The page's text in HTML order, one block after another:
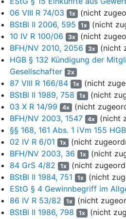
seinen jährlichen Gewinnanteil in die
einzulegen habe. A ist dazu
Übertragung des Kommanditanteils
wenn das Kind gegen diese Auflage
geschenkte Kommanditanteil zu
Zustimmung ganz oder teilweise
wenn das Kind die Klägerin zu
oder außerordentlich kündigt oder das
GbR vor Erreichen des 36.
der weiteren Einzelheiten wird auf den
Schenkungsvertrag mit P und J vom
genommen.
Zudem gründete A mit jedem seiner
Kind-GbR zum Zweck des Aufbaus
jeweiligen Kindesvermögens, in
Kinder aus der Klägerin einzulegen
(Gesellschaftsverträge der
2008). Die zu dem Zeitpunkt der
Kinder (J 12 Jahre, P 14 Jahre) waren
Transaktionen jeweils durch einen
06 VIII R 74/03 1x (nicht
BStBl II 2006, 595
1x (nicht
10 IV R 100/06
3x (nicht
BFH/NV 2010, 2056
3x (nicht
HGB § 132 Kündigung der
Gesellschafter
2x
87 VIII R 166/84 1x (nicht
BStBl II 1989, 758
1x (nicht
03 X R 14/99
4x (nicht
BFH/NV 2003, 1547
4x (nicht
§§ 168, 161 Abs. 1 iVm 155 HGB
02 IV R 6/01
1x (nicht
BFH/NV 2003, 36
1x (nicht
84 GrS 4/82
1x (nicht
BStBl II 1984, 751
1x (nicht
EStG § 4 Gewinnbegriff im
86 IV R 53/82 1x (nicht
BStBl II 1986, 798
1x (nicht